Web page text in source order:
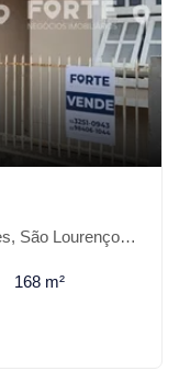
do Sul-RS
168 m²